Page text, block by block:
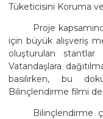
Tüketicisini Koruma
Proje
için büyük alışveriş
oluşturulan stantlar
Vatandaşlara
basılırken, bu
Bilinçlendirme filmi de
Bilinçlendirme